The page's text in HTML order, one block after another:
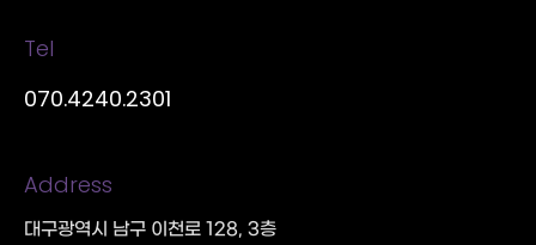
Tel
070.4240.2301
Address
대구광역시 남구 이천로 128, 3층